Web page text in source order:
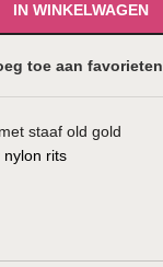
IN WINKELWAGEN
toe aan favorieten
staaf old gold
nylon rits